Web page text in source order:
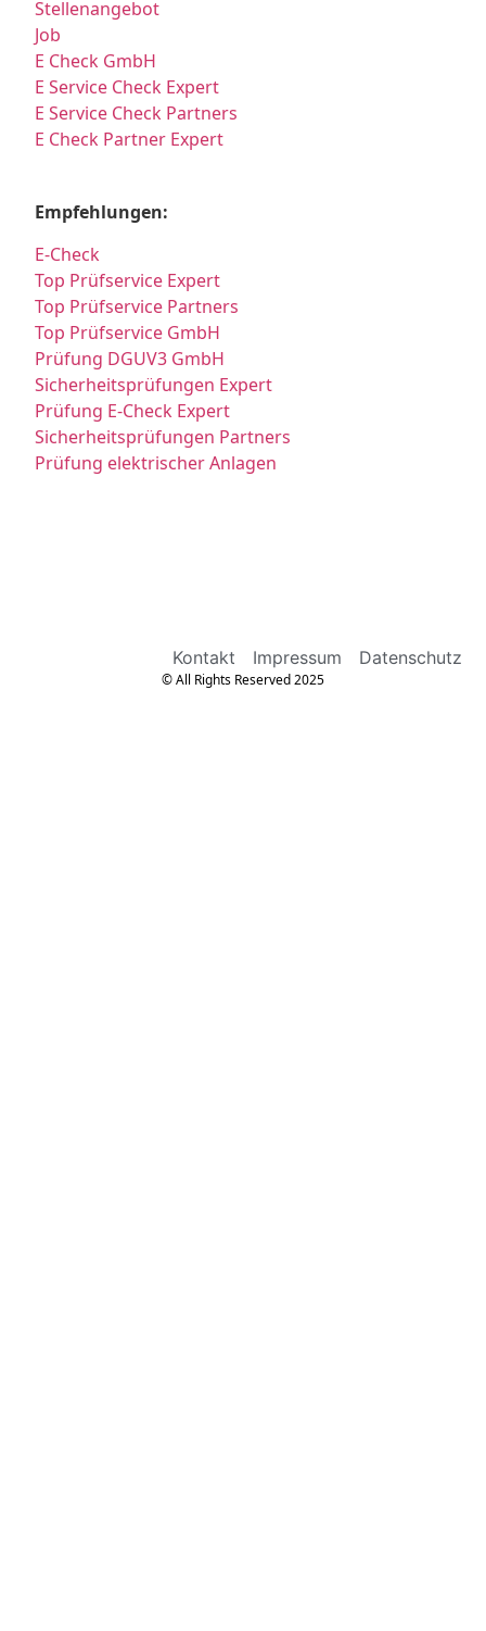
Stellenangebot
Job
E Check GmbH
E Service Check Expert
E Service Check Partners
E Check Partner Expert
Empfehlungen:
E-Check
Top Prüfservice Expert
Top Prüfservice Partners
Top Prüfservice GmbH
Prüfung DGUV3 GmbH
Sicherheitsprüfungen Expert
Prüfung E-Check Expert
Sicherheitsprüfungen Partners
Prüfung elektrischer Anlagen
Kontakt Impressum Datenschutz
© All Rights Reserved 2025